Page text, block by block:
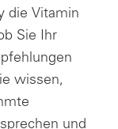
die Vitamin
Sie Ihr
wissen,
und